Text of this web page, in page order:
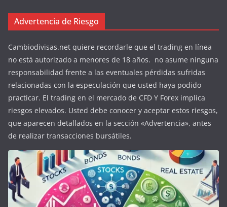
Advertencia de Riesgo
Cambiodivisas.net quiere recordarle que el trading en línea
no está autorizado a menores de 18 años. no asume ninguna
responsabilidad frente a las eventuales pérdidas sufridas
relacionadas con la especulación que usted haya podido
practicar. El trading en el mercado de CFD Y Forex implica
riesgos elevados. Usted debe conocer y aceptar estos riesgos,
que aparecen detallados en la sección «Advertencia», antes
de realizar transacciones bursátiles.